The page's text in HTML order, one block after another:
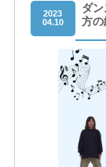
2023
04.10
ダ
方の